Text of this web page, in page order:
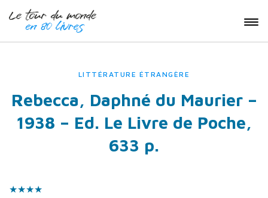
LITTÉRATURE ÉTRANGÈRE
Rebecca, Daphné du Maurier –
1938 – Ed. Le Livre de Poche,
633 p.
★★★★